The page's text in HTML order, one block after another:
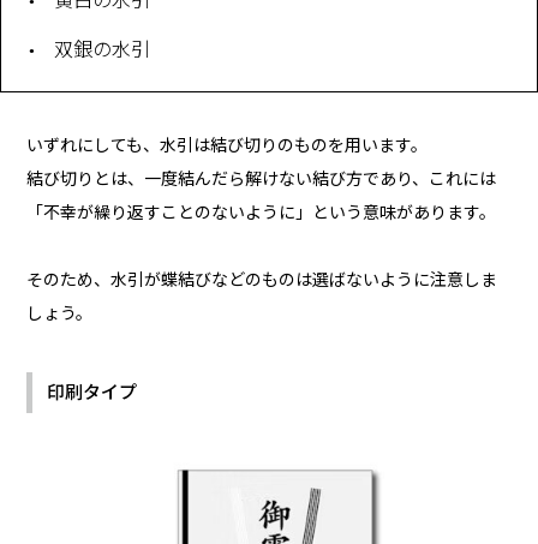
双銀の水引
いずれにしても、水引は結び切りのものを用います。
結び切りとは、一度結んだら解けない結び方であり、これには
「不幸が繰り返すことのないように」という意味があります。
そのため、水引が蝶結びなどのものは選ばないように注意しま
しょう。
印刷タイプ